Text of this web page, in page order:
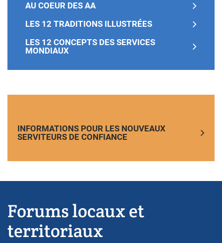
AU COEUR DES AA
LES 12 TRADITIONS ILLUSTRÉES
LES 12 CONCEPTS DES SERVICES
MONDIAUX
INFORMATIONS POUR LES NOUVEAUX
SERVITEURS DE CONFIANCE
Forums locaux et
territoriaux